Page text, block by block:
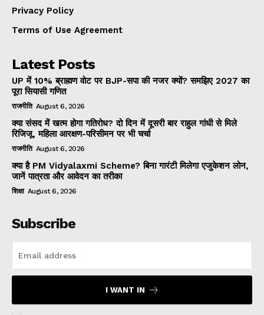
Privacy Policy
Terms of Use Agreement
Latest Posts
UP में 10% ब्राह्मण वोट पर BJP-सपा की नजर क्यों? समझिए 2027 का
पूरा सियासी गणित
राजनीति August 6, 2026
क्या संसद में खत्म होगा गतिरोध? दो दिन में दूसरी बार राहुल गांधी से मिले
रिजिजू, महिला आरक्षण-परिसीमन पर भी चर्चा
राजनीति August 6, 2026
क्या है PM Vidyalaxmi Scheme? बिना गारंटी मिलेगा एजुकेशन लोन,
जानें पात्रता और आवेदन का तरीका
शिक्षा August 6, 2026
Subscribe
I WANT IN